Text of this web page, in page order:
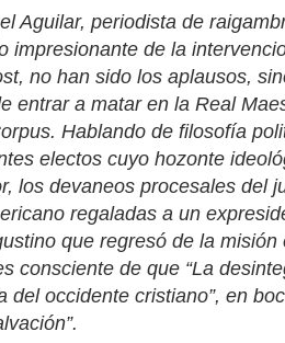
Aguilar, periodista de
impresionante de la
no han sido los aplausos,
entrar a matar en la Real
Hablando de filosofía
electos cuyo hozonte
los devaneos procesales del
regaladas a un
que regresó de la
consciente de que “La
del occidente cristiano”, en